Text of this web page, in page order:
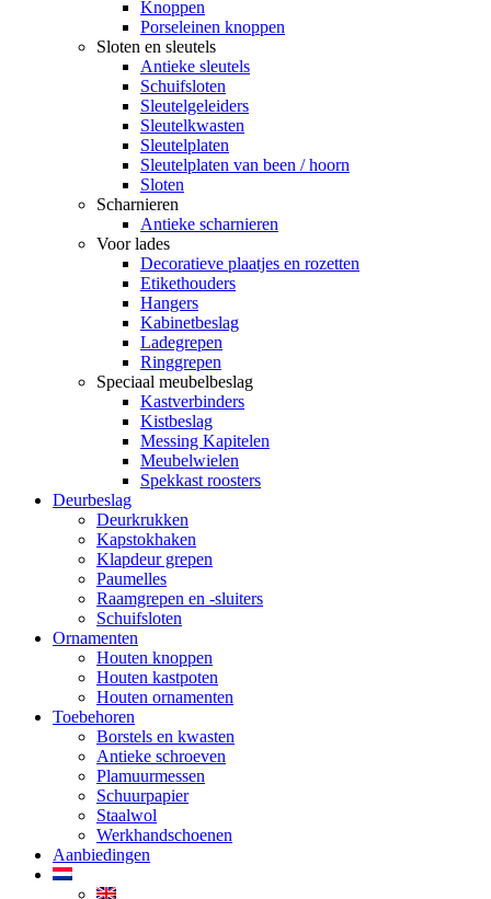
Knoppen
Porseleinen knoppen
Sloten en sleutels
Antieke sleutels
Schuifsloten
Sleutelgeleiders
Sleutelkwasten
Sleutelplaten
Sleutelplaten van been / hoorn
Sloten
Scharnieren
Antieke scharnieren
Voor lades
Decoratieve plaatjes en rozetten
Etikethouders
Hangers
Kabinetbeslag
Ladegrepen
Ringgrepen
Speciaal meubelbeslag
Kastverbinders
Kistbeslag
Messing Kapitelen
Meubelwielen
Spekkast roosters
Deurbeslag
Deurkrukken
Kapstokhaken
Klapdeur grepen
Paumelles
Raamgrepen en -sluiters
Schuifsloten
Ornamenten
Houten knoppen
Houten kastpoten
Houten ornamenten
Toebehoren
Borstels en kwasten
Antieke schroeven
Plamuurmessen
Schuurpapier
Staalwol
Werkhandschoenen
Aanbiedingen